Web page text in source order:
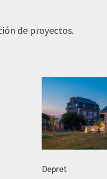
de proyectos.
Depret